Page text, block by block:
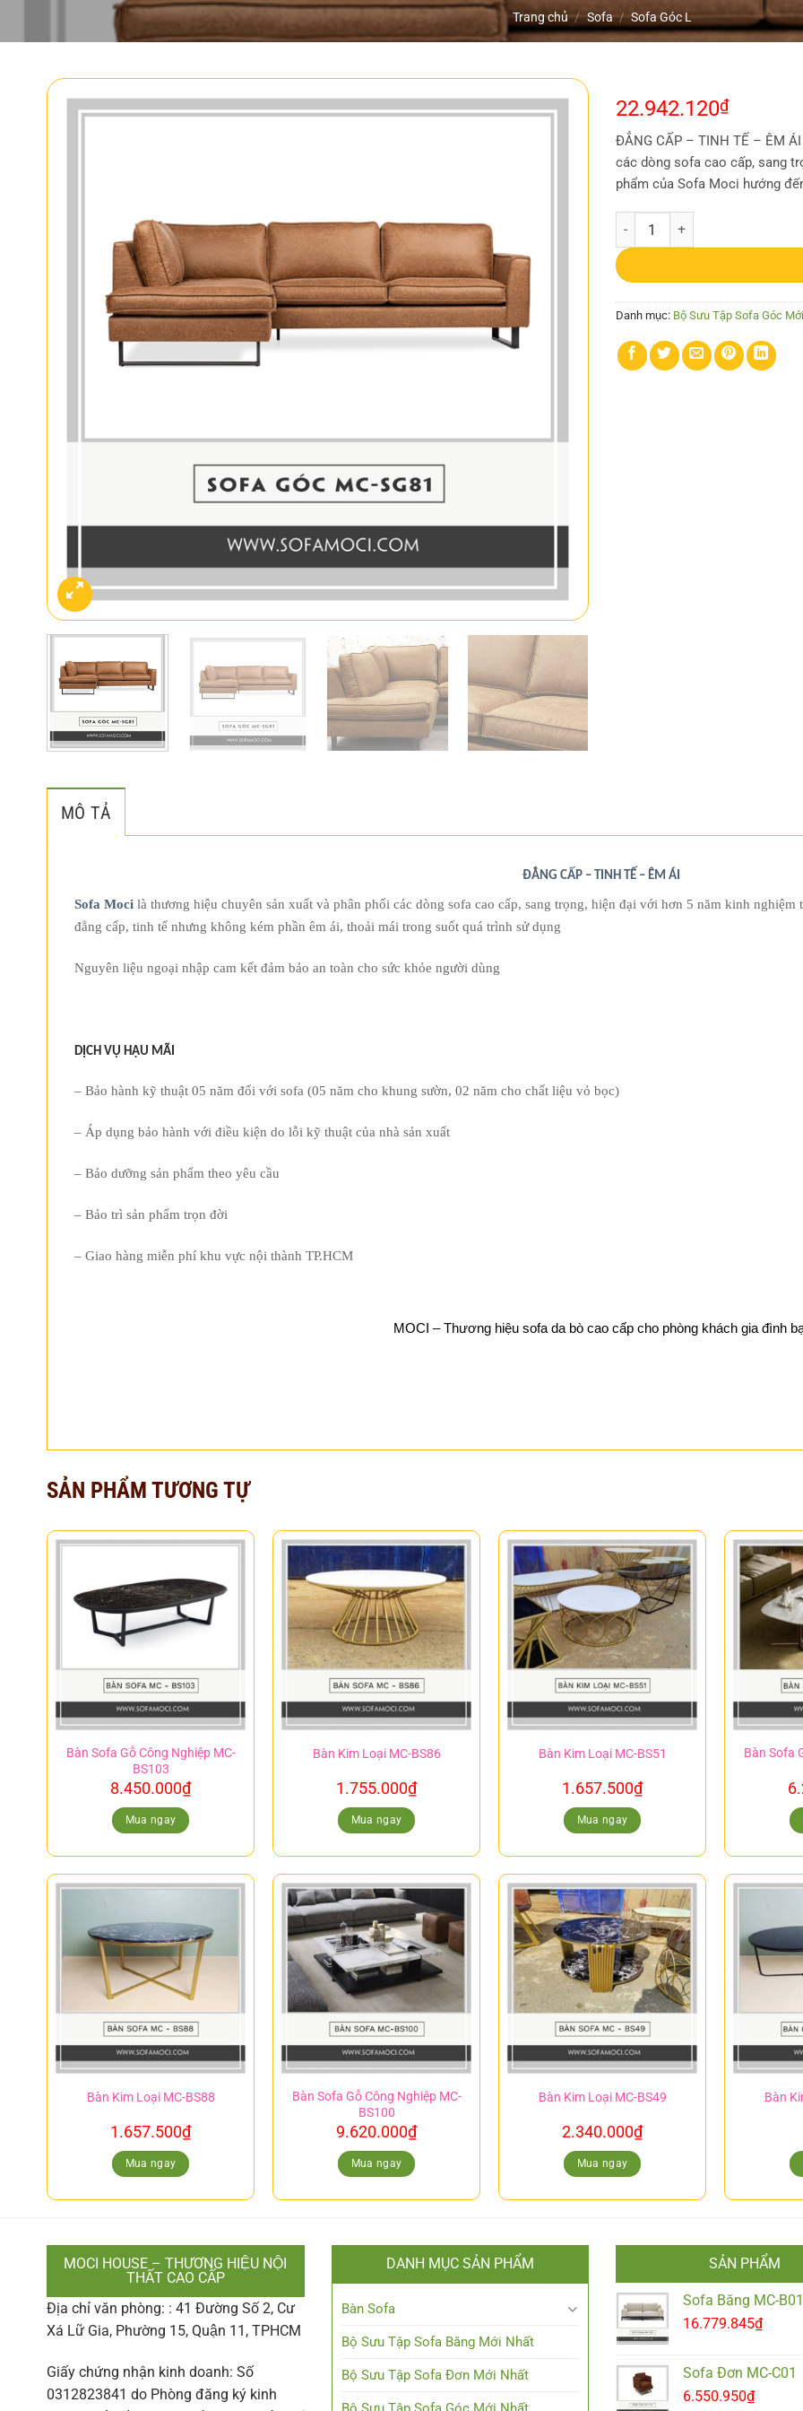
Trang chủ / Sofa / Sofa Góc L
22.942.120₫
ĐẲNG CẤP – TINH TẾ – ÊM
các dòng sofa cao cấp, sang
phẩm của Sofa Moci hướng
Sofa Góc MC-SG81 số lượng
Danh mục: Bộ Sưu Tập Sofa Góc
MÔ TẢ
ĐẲNG CẤP – TINH TẾ – ÊM ÁI
Sofa Moci là thương hiệu chuyên sản xuất và phân phối các dòng sofa cao cấp, sang trọng, hiện đại với hơn 5 năm kinh
đẳng cấp, tinh tế nhưng không kém phần êm ái, thoải mái trong suốt quá trình sử dụng
Nguyên liệu ngoại nhập cam kết đảm bảo an toàn cho sức khỏe người dùng
DỊCH VỤ HẬU MÃI
– Bảo hành kỹ thuật 05 năm đối với sofa (05 năm cho khung sườn, 02 năm cho chất liệu vỏ bọc)
– Áp dụng bảo hành với điều kiện do lỗi kỹ thuật của nhà sản xuất
– Bảo dưỡng sản phẩm theo yêu cầu
– Bảo trì sản phẩm trọn đời
– Giao hàng miễn phí khu vực nội thành TP.HCM
MOCI – Thương hiệu sofa da bò cao cấp cho phòng khách gia đình
SẢN PHẨM TƯƠNG TỰ
Bàn Sofa Gỗ Công Nghiệp MC-
BS103
8.450.000₫
Mua ngay
Bàn Kim Loại MC-BS86
1.755.000₫
Mua ngay
Bàn Kim Loại MC-BS51
1.657.500₫
Mua ngay
Bàn Sofa
Bàn Kim Loại MC-BS88
1.657.500₫
Mua ngay
Bàn Sofa Gỗ Công Nghiệp MC-
BS100
9.620.000₫
Mua ngay
Bàn Kim Loại MC-BS49
2.340.000₫
Mua ngay
Bàn
MOCI HOUSE – THƯƠNG HIỆU NỘI
THẤT CAO CẤP
Địa chỉ văn phòng: : 41 Đường Số 2, Cư
Xá Lữ Gia, Phường 15, Quận 11, TPHCM
Giấy chứng nhận kinh doanh: Số
0312823841 do Phòng đăng ký kinh
DANH MỤC SẢN PHẨM
Bàn Sofa
Bộ Sưu Tập Sofa Băng Mới Nhất
Bộ Sưu Tập Sofa Đơn Mới Nhất
SẢN PHẨM
Sofa Băng MC-B01
16.779.845₫
Sofa Đơn MC-C01
6.550.950₫